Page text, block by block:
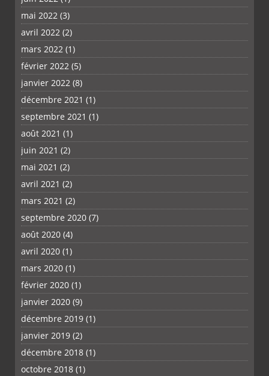
mai 2022 (3)
avril 2022 (2)
mars 2022 (1)
février 2022 (5)
janvier 2022 (8)
décembre 2021 (1)
septembre 2021 (1)
août 2021 (1)
juin 2021 (2)
mai 2021 (2)
avril 2021 (2)
mars 2021 (2)
septembre 2020 (7)
août 2020 (4)
avril 2020 (1)
mars 2020 (1)
février 2020 (1)
janvier 2020 (9)
décembre 2019 (1)
janvier 2019 (2)
décembre 2018 (1)
octobre 2018 (1)